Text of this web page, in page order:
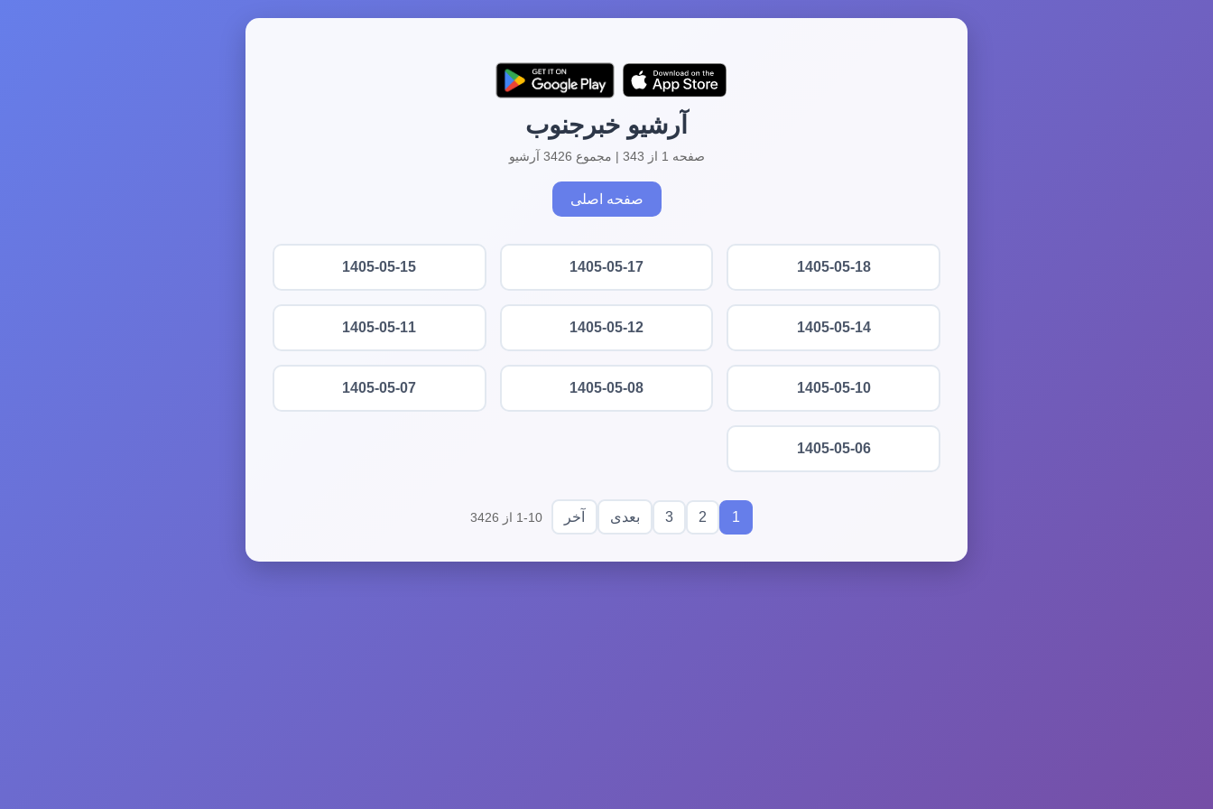
آرشیو خبرجنوب
صفحه 1 از 343 | مجموع 3426 آرشیو
صفحه اصلی
1405-05-18
1405-05-17
1405-05-15
1405-05-14
1405-05-12
1405-05-11
1405-05-10
1405-05-08
1405-05-07
1405-05-06
1
2
3 بعدی آخر 1-10 از 3426